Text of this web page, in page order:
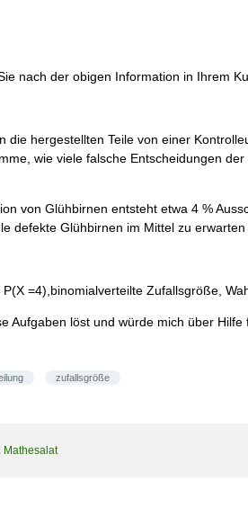
nach der obigen Information in Ihrem
die hergestellten Teile von einer
wie viele falsche Entscheidungen
von Glühbirnen entsteht etwa 4 %
defekte Glühbirnen im Mittel zu erwarten
=4),binomialverteilte Zufallsgröße,
Aufgaben löst und würde mich über Hilfe
zufallsgröße
Mathesalat